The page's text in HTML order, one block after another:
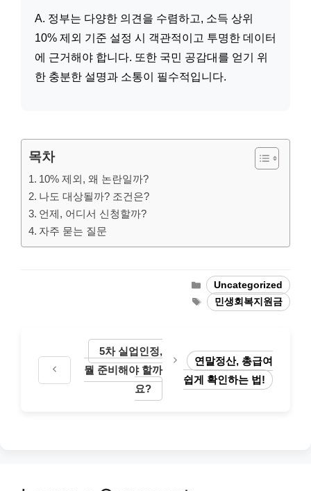
A. 정부는 다양한 의견을 수렴하고, 소득 상위
10% 제외 기준 설정 시 객관적이고 투명한 데이터
에 근거해야 합니다. 또한 국민 공감대를 얻기 위
한 충분한 설명과 소통이 필수적입니다.
목차
10% 제외, 왜 논란일까?
나도 대상될까? 조건은?
언제, 어디서 신청할까?
자주 묻는 질문
Categories
Uncategorized
Tags민생회복지원금
5차 실업인정,
뭘 준비해야 할까
요?
연말정산, 총급여
쉽게 확인하는 법!